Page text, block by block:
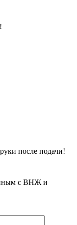
после подачи!
с ВНЖ и